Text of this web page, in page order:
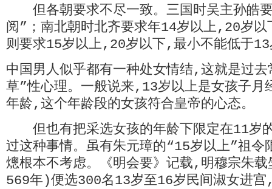
但各朝要求不尽一致。三国时吴主孙皓
阅”；南北朝时北齐要求年14岁以上,20岁以
则要求15岁以上,20岁以下,最小不能低于13
中国男人似乎都有一种处女情结,这就是过
草”性心理。一般说来,13岁以上是女孩子月
年龄,这个年龄段的女孩符合皇帝的心态。
但也有把采选女孩的年龄下限定在11岁
过这种事情。虽有朱元璋的“15岁以上”祖
熜根本不考虑。《明会要》记载,明穆宗朱
569年)便选300名13岁至16岁民间淑女进